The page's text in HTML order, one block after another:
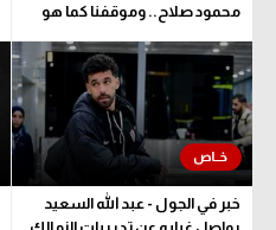
محمود صلاح.. وموقفنا كما هو
خبر في الجول - عبد الله السعيد